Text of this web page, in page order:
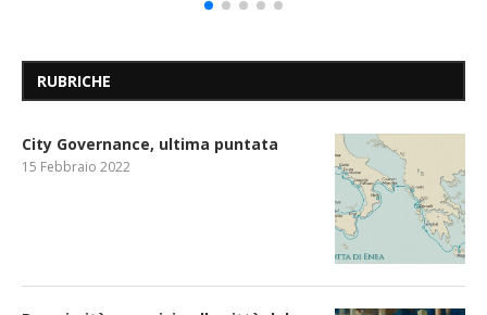
RUBRICHE
City Governance, ultima puntata
15 Febbraio 2022